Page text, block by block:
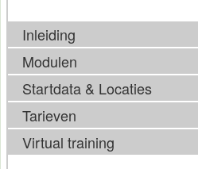
Inleiding
Microservices zijn in de wereld van
software niet meer weg te denken.
applicaties worden opgedeeld in
taak voor zich nemen. Het
platform voorspelbaarder wordt,
fouttolerantie beter te managen is.
Modulen
Tijdens de Training Event Driven
basis onderstaande onderwerpen
ontwikkelingen op het vakgebied,
trainingsinhoud hier echter van
meer informatie over de actuele
Startdata & Locaties
Kies uit 6 locatie(s) in Nederland.
Antwerpen.
Tarieven
Tarief
Virtual training